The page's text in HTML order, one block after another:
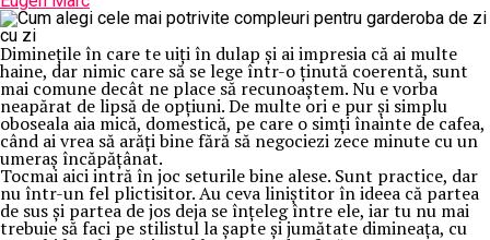
Diminețile în care te uiți în dulap și ai impresia că ai multe
haine, dar nimic care să se lege într-o ținută coerentă, sunt
mai comune decât ne place să recunoaștem. Nu e vorba
neapărat de lipsă de opțiuni. De multe ori e pur și simplu
oboseala aia mică, domestică, pe care o simți înainte de cafea,
când ai vrea să arăți bine fără să negociezi zece minute cu un
umeraș încăpățânat.
Tocmai aici intră în joc seturile bine alese. Sunt practice, dar
nu într-un fel plictisitor. Au ceva liniștitor în ideea că partea
de sus și partea de jos deja se înțeleg între ele, iar tu nu mai
trebuie să faci pe stilistul la șapte și jumătate dimineața, cu